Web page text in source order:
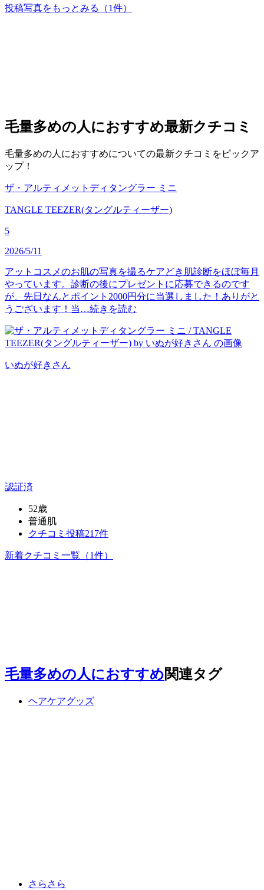
投稿写真をもっとみる （1件）
毛量多めの人におすすめ最新クチコミ
毛量多めの人におすすめについての最新クチコミをピックア
ップ！
ザ・アルティメットディタングラー ミニ
TANGLE TEEZER(タングルティーザー)
5
2026/5/11
アットコスメのお肌の写真を撮るケアどき肌診断をほぼ毎月
やっています。診断の後にプレゼントに応募できるのです
が、先日なんとポイント2000円分に当選しました！ありがと
うございます！当…続きを読む
いぬが好き さん
認証済
52歳
普通肌
クチコミ投稿217件
新着クチコミ一覧 （1件）
毛量多めの人におすすめ関連タグ
ヘアケアグッズ
さらさら